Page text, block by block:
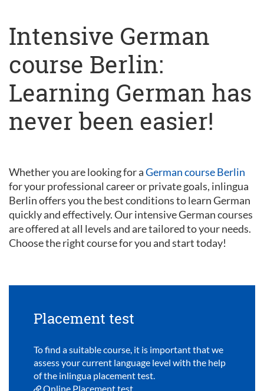
Intensive German
course Berlin:
Learning German has
never been easier!
Whether you are looking for aGerman course Berlin
for your professional career or private goals, inlingua
Berlin offers you the best conditions to learn German
quickly and effectively. Our intensive German courses
are offered at all levels and are tailored to your needs.
Choose the right course for you and start today!
Placement test
To find a suitable course, it is important that we
assess your current language level with the help
of the inlingua placement test.
Online Placement test